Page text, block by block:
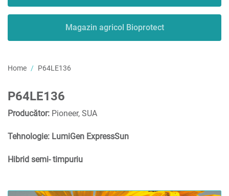
Magazin agricol Bioprotect
Home P64LE136
P64LE136
Producător: Pioneer, SUA
Tehnologie: LumiGen ExpressSun
Hibrid semi- timpuriu